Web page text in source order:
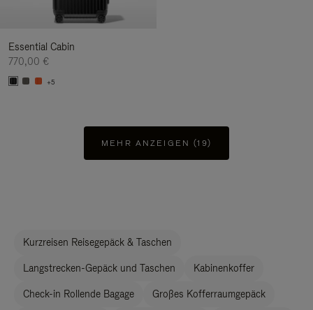
Essential Cabin
770,00 €
+5
MEHR ANZEIGEN (19)
Kurzreisen Reisegepäck & Taschen
Langstrecken-Gepäck und Taschen Kabinenkoffer
Check-in Rollende Bagage Großes Kofferraumgepäck